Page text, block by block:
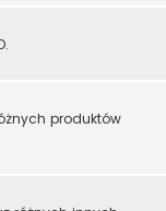
produktów